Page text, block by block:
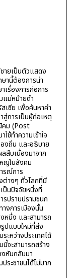
ายเป็นตัวแสดง
านี้ต้องการนำ
เรื่องการก่อการ
แม่หม้ายดำ
เซีย เพื่อค้นหาคำ
การเป็นผู้ก่อเหตุ
คม (Post
ช้ทำความเข้าใจ
งถิ่น และอธิบาย
สืบเนื่องมาจาก
ญ่ในสังคม
รณ์การ
างๆ ทั่วโลกที่มี
ป็นปัจจัยหนึ่งที่
รปราบปรามชนก
งการเมืองนั้น
หนึ่ง และสามารถ
ปแบบใหม่ที่ส่ง
ะหว่างประเทศได้
จะสามารถสร้าง
หันกลับมา
ระชาชนได้ไม่มาก